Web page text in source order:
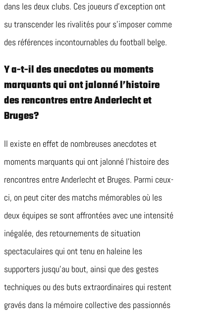
dans les deux clubs. Ces joueurs d’exception ont
su transcender les rivalités pour s’imposer comme
des références incontournables du football belge.
Y a-t-il des anecdotes ou moments
marquants qui ont jalonné l’histoire
des rencontres entre Anderlecht et
Bruges?
Il existe en effet de nombreuses anecdotes et
moments marquants qui ont jalonné l’histoire des
rencontres entre Anderlecht et Bruges. Parmi ceux-
ci, on peut citer des matchs mémorables où les
deux équipes se sont affrontées avec une intensité
inégalée, des retournements de situation
spectaculaires qui ont tenu en haleine les
supporters jusqu’au bout, ainsi que des gestes
techniques ou des buts extraordinaires qui restent
gravés dans la mémoire collective des passionnés